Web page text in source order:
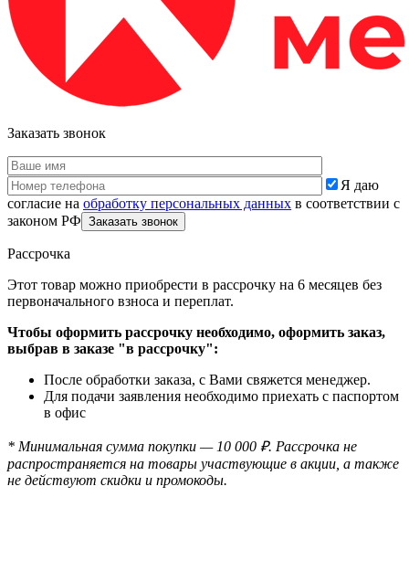
Заказать звонок
Я даю
согласие на обработку персональных данных в соответствии с
законом РФ
Рассрочка
Этот товар можно приобрести в рассрочку на 6 месяцев без
первоначального взноса и переплат.
Чтобы оформить рассрочку необходимо, оформить заказ,
выбрав в заказе "в рассрочку":
После обработки заказа, с Вами свяжется менеджер.
Для подачи заявления необходимо приехать с паспортом
в офис
* Минимальная сумма покупки — 10 000 ₽. Рассрочка не
распространяется на товары участвующие в акции, а также
не действуют скидки и промокоды.